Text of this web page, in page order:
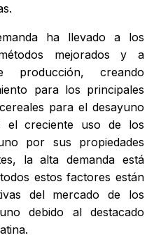
ha llevado a los
mejorados y a
creando
para los principales
para el desayuno
el creciente uso de los
por sus propiedades
la alta demanda está
estos factores están
del mercado de los
debido al destacado